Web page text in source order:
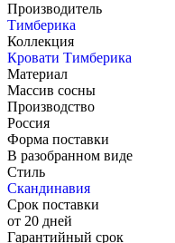
Производитель
Тимберика
Коллекция
Кровати Тимберика
Материал
Массив сосны
Производство
Россия
Форма поставки
В разобранном виде
Стиль
Скандинавия
Срок поставки
от 20 дней
Гарантийный срок